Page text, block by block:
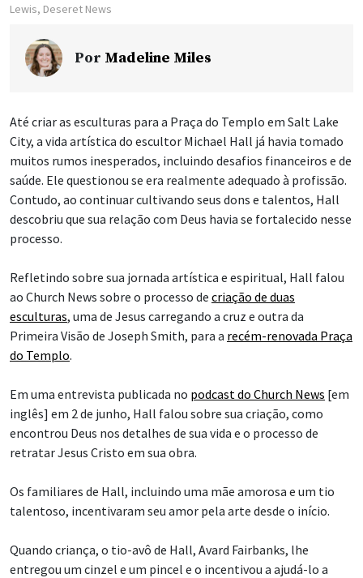
Lewis, Deseret News
Por Madeline Miles
Até criar as esculturas para a Praça do Templo em Salt Lake
City, a vida artística do escultor Michael Hall já havia tomado
muitos rumos inesperados, incluindo desafios financeiros e de
saúde. Ele questionou se era realmente adequado à profissão.
Contudo, ao continuar cultivando seus dons e talentos, Hall
descobriu que sua relação com Deus havia se fortalecido nesse
processo.
Refletindo sobre sua jornada artística e espiritual, Hall falou
ao Church News sobre o processo de criação de duas
esculturas, uma de Jesus carregando a cruz e outra da
Primeira Visão de Joseph Smith, para a recém-renovada Praça
do Templo.
Em uma entrevista publicada no podcast do Church News [em
inglês] em 2 de junho, Hall falou sobre sua criação, como
encontrou Deus nos detalhes de sua vida e o processo de
retratar Jesus Cristo em sua obra.
Os familiares de Hall, incluindo uma mãe amorosa e um tio
talentoso, incentivaram seu amor pela arte desde o início.
Quando criança, o tio-avô de Hall, Avard Fairbanks, lhe
entregou um cinzel e um pincel e o incentivou a ajudá-lo a